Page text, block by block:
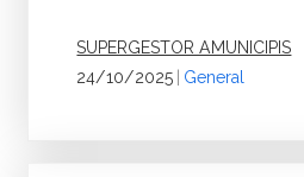
24/10/2025
SUPERGESTOR AMUNICIPIS
General